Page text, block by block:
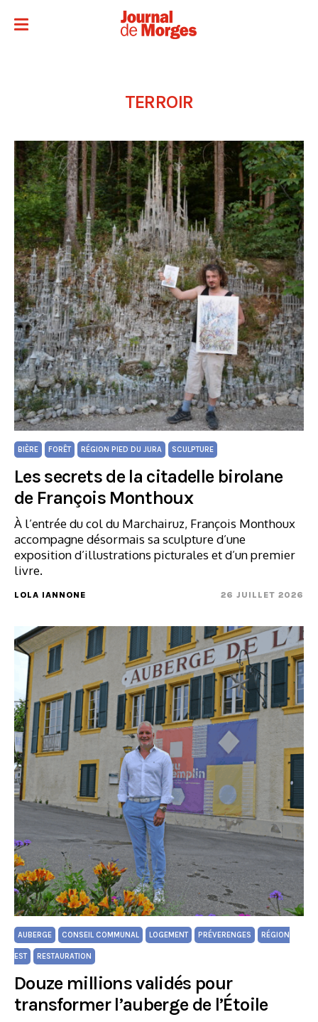
TERROIR
BIÈRE FORÊT RÉGION PIED DU JURA SCULPTURE
Les secrets de la citadelle birolane
de François Monthoux
À l’entrée du col du Marchairuz, François Monthoux
accompagne désormais sa sculpture d’une
exposition d’illustrations picturales et d’un premier
livre.
LOLA IANNONE 26 JUILLET 2026
AUBERGE CONSEIL COMMUNAL LOGEMENT PRÉVERENGES RÉGION
EST RESTAURATION
Douze millions validés pour
transformer l’auberge de l’Étoile